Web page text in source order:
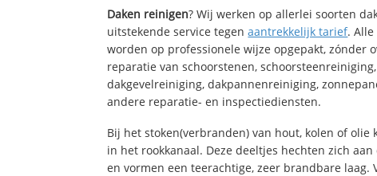
Daken reinigen? Wij werken op allerlei soorten
uitstekende service tegenaantrekkelijk tarief.
worden op professionele wijze opgepakt, zónder
reparatie van schoorstenen,
dakgevelreiniging, dakpannenreiniging,
andere reparatie- en inspectiediensten.
Bij het stoken(verbranden) van hout, kolen of olie
in het rookkanaal. Deze deeltjes hechten zich
en vormen een teerachtige, zeer brandbare laag.